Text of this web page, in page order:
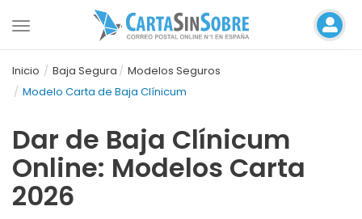
Toggle
Inicio Baja Segura
Modelos Seguros
Modelo Carta de Baja Clínicum
Dar de Baja Clínicum
Online: Modelos Carta
2026